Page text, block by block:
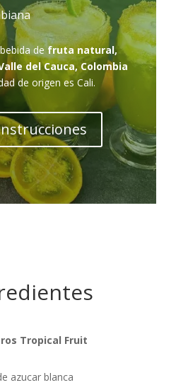
defruta natural,
del Cauca, Colombia
de origen es Cali.
Tropical Fruit
azucar blanca